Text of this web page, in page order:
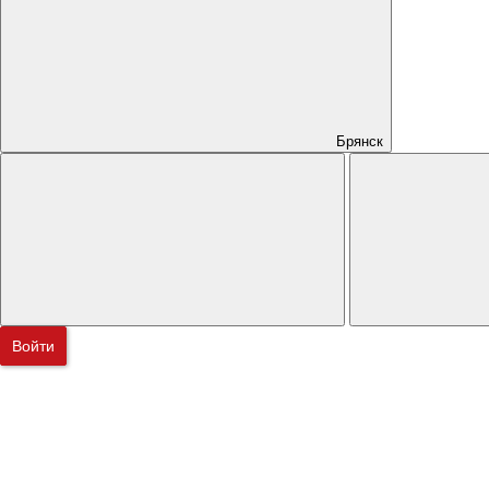
Брянск
Войти